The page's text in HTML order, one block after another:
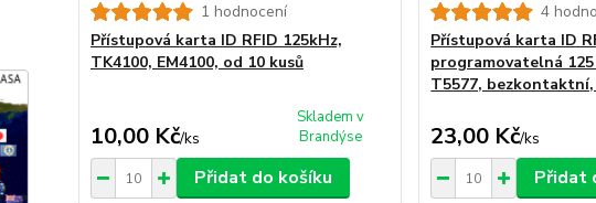
1 hodnocení
Přístupová karta ID RFID 125kHz,
TK4100, EM4100, od 10 kusů
10,00 Kč/ks
Skladem v
Brandýse
Přidat do košíku
4
Přístupová karta ID
programovatelná 125
T5577,
23,00 Kč/ks
Přidat